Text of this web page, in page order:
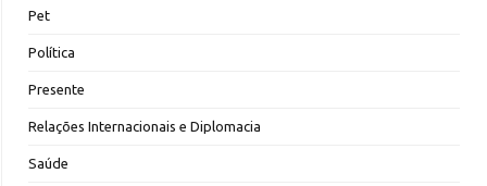
Pet
Política
Presente
Relações Internacionais e Diplomacia
Saúde